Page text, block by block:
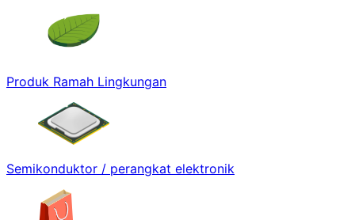
Produk Ramah Lingkungan
Semikonduktor / perangkat elektronik